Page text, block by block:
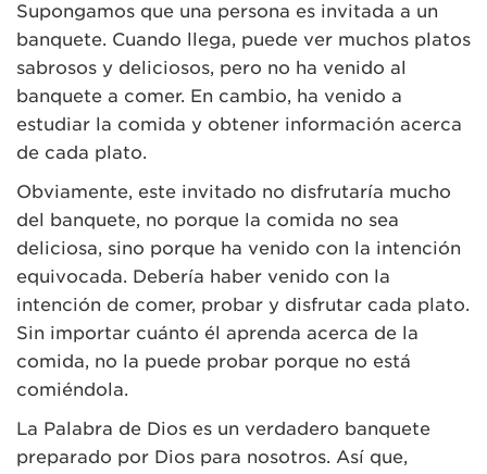
Supongamos que una persona es invitada a un
banquete. Cuando llega, puede ver muchos platos
sabrosos y deliciosos, pero no ha venido al
banquete a comer. En cambio, ha venido a
estudiar la comida y obtener información acerca
de cada plato.
Obviamente, este invitado no disfrutaría mucho
del banquete, no porque la comida no sea
deliciosa, sino porque ha venido con la intención
equivocada. Debería haber venido con la
intención de comer, probar y disfrutar cada plato.
Sin importar cuánto él aprenda acerca de la
comida, no la puede probar porque no está
comiéndola.
La Palabra de Dios es un verdadero banquete
preparado por Dios para nosotros. Así que,